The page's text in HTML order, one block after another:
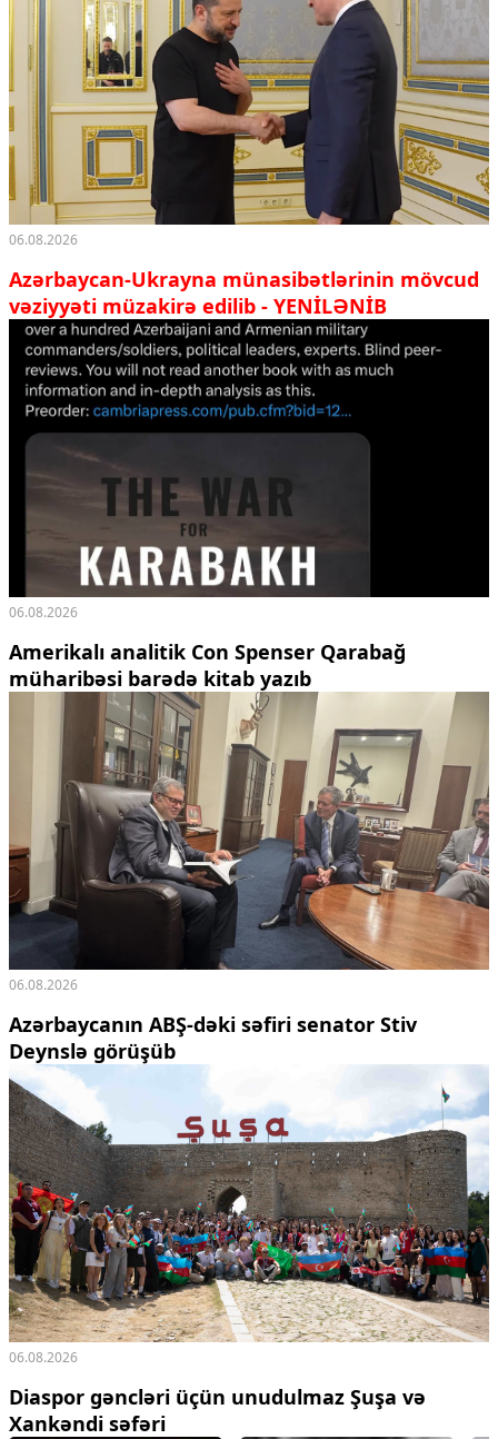
06.08.2026
Azərbaycan-Ukrayna münasibətlərinin mövcud
vəziyyəti müzakirə edilib - YENİLƏNİB
06.08.2026
Amerikalı analitik Con Spenser Qarabağ
müharibəsi barədə kitab yazıb
06.08.2026
Azərbaycanın ABŞ-dəki səfiri senator Stiv
Deynslə görüşüb
06.08.2026
Diaspor gəncləri üçün unudulmaz Şuşa və
Xankəndi səfəri